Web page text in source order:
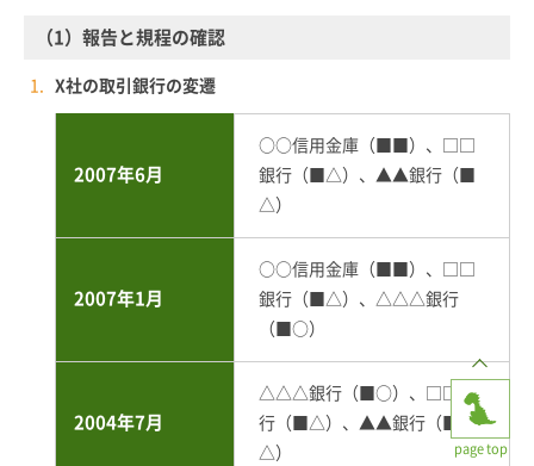
（1）報告と規程の確認
X社の取引銀行の変遷
2007年6月
○○信用金庫（■■）、□□
銀行（■△）、▲▲銀行（■
△）
2007年1月
○○信用金庫（■■）、□□
銀行（■△）、△△△銀行
（■○）
2004年7月
△△△銀行（■○）、□□銀
行（■△）、▲▲銀行（■
△）
page top